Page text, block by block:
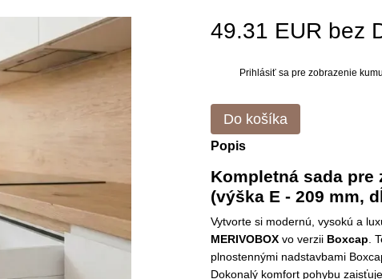
49.31 EUR bez
Prihlásiť sa pre zobrazenie
Do košíka
Popis
Kompletná sada pre
(výška E - 209 mm,
Vytvorte si modernú, vysokú a
MERIVOBOX vo verzii Boxcap .
plnostennými nadstavbami
Dokonalý komfort pohybu